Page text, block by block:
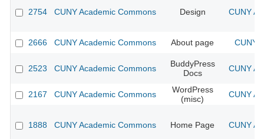
2754 CUNY Academic Commons Design CUNY
2666 CUNY Academic Commons About page CUNY
2523 CUNY Academic Commons
BuddyPress
Docs
CUNY
2167 CUNY Academic Commons
WordPress
(misc)
CUNY
1888 CUNY Academic Commons Home Page CUNY